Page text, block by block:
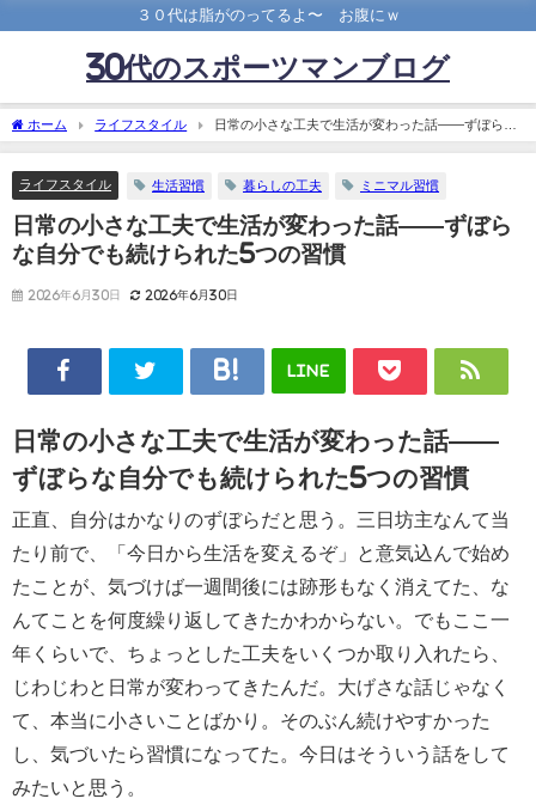
３０代は脂がのってるよ〜 お腹にｗ
30代のスポーツマンブログ
ホーム ライフスタイル
日常の小さな工夫で生活が変わった話——ずぼらな
自分でも続けられた5つの習慣
ライフスタイル 生活習慣 暮らしの工夫 ミニマル習慣
日常の小さな工夫で生活が変わった話——ずぼら
な自分でも続けられた5つの習慣
2026年6月30日 2026年6月30日
LINE
日常の小さな工夫で生活が変わった話——
ずぼらな自分でも続けられた5つの習慣
正直、自分はかなりのずぼらだと思う。三日坊主なんて当
たり前で、「今日から生活を変えるぞ」と意気込んで始め
たことが、気づけば一週間後には跡形もなく消えてた、な
んてことを何度繰り返してきたかわからない。でもここ一
年くらいで、ちょっとした工夫をいくつか取り入れたら、
じわじわと日常が変わってきたんだ。大げさな話じゃなく
て、本当に小さいことばかり。そのぶん続けやすかった
し、気づいたら習慣になってた。今日はそういう話をして
みたいと思う。